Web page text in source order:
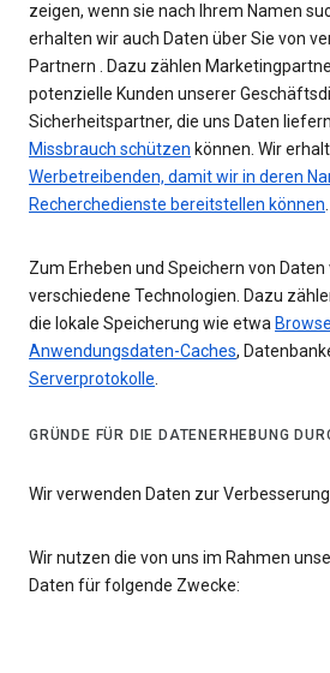
zeigen, wenn sie nach Ihrem Namen
erhalten wir auch Daten über Sie von
Partnern . Dazu zählen
potenzielle Kunden unserer
Sicherheitspartner, die uns Daten
Missbrauch schützen können. Wir
Werbetreibenden, damit wir in deren
Recherchedienste bereitstellen können.
Zum Erheben und Speichern von
verschiedene Technologien. Dazu
die lokale Speicherung wie etwa
Anwendungsdaten-Caches,
Serverprotokolle.
GRÜNDE FÜR DIE DATENERHEBUNG
Wir verwenden Daten zur
Wir nutzen die von uns im Rahmen
Daten für folgende Zwecke: